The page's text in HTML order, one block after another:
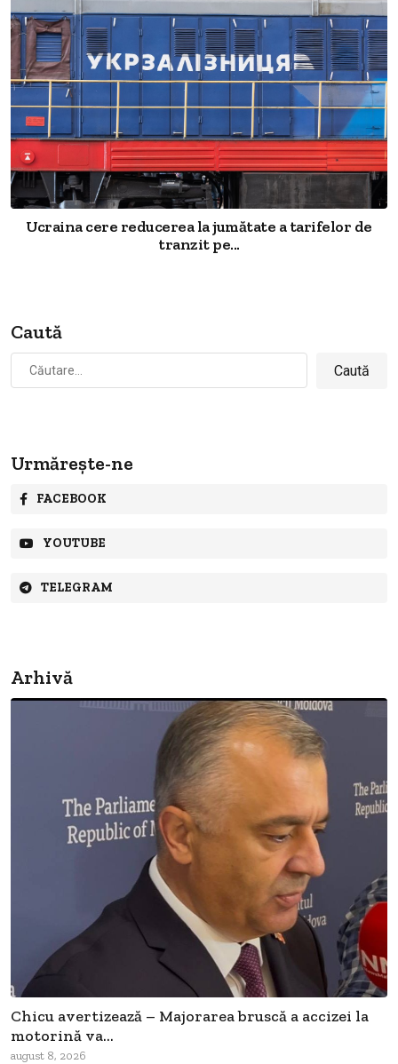
Ucraina cere reducerea la jumătate a tarifelor de
tranzit pe...
Caută
după:
Urmărește-ne
FACEBOOK
YOUTUBE
TELEGRAM
Arhivă
Chicu avertizează – Majorarea bruscă a accizei la
motorină va...
august 8, 2026